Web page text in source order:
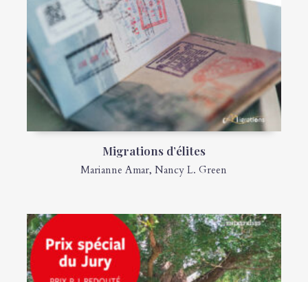
Migrations d’élites
Marianne Amar,Nancy L. Green